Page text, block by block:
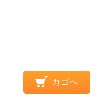
カゴへ